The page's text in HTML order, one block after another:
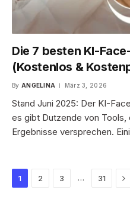
Die 7 besten KI-
(Kostenlos &
By ANGELINA März 3, 2026
Stand Juni 2025: Der KI-
es gibt Dutzende von Tools,
Ergebnisse versprechen.
1 2 3 … 31